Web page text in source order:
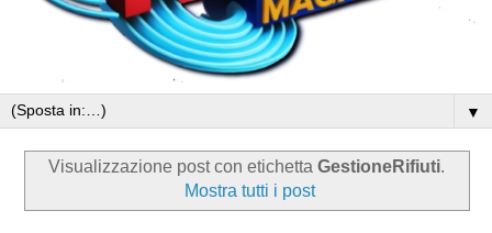
▼
Visualizzazione post con etichetta GestioneRifiuti.
Mostra tutti i post